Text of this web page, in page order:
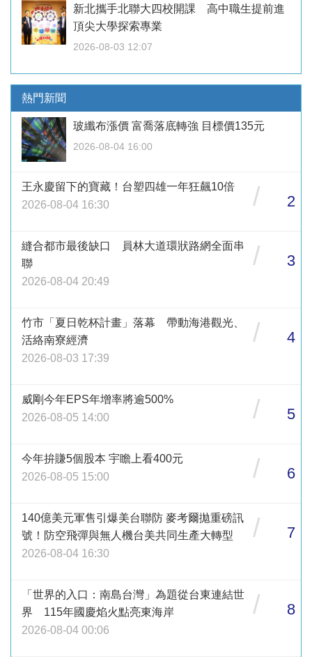
新北攜手北聯大四校開課 高中職生提前進
頂尖大學探索專業
2026-08-03 12:07
熱門新聞
玻纖布漲價 富喬落底轉強 目標價135元
2026-08-04 16:00
王永慶留下的寶藏！台塑四雄一年狂飆10倍
2026-08-04 16:30
/ 2
縫合都市最後缺口 員林大道環狀路網全面串
聯
2026-08-04 20:49
/ 3
竹市「夏日乾杯計畫」落幕 帶動海港觀光、
活絡南寮經濟
2026-08-03 17:39
/ 4
威剛今年EPS年增率將逾500%
2026-08-05 14:00
/ 5
今年拚賺5個股本 宇瞻上看400元
2026-08-05 15:00
/ 6
140億美元軍售引爆美台聯防 麥考爾拋重磅訊
號！防空飛彈與無人機台美共同生產大轉型
2026-08-04 16:30
/ 7
「世界的入口：南島台灣」為題從台東連結世
界 115年國慶焰火點亮東海岸
2026-08-04 00:06
/ 8